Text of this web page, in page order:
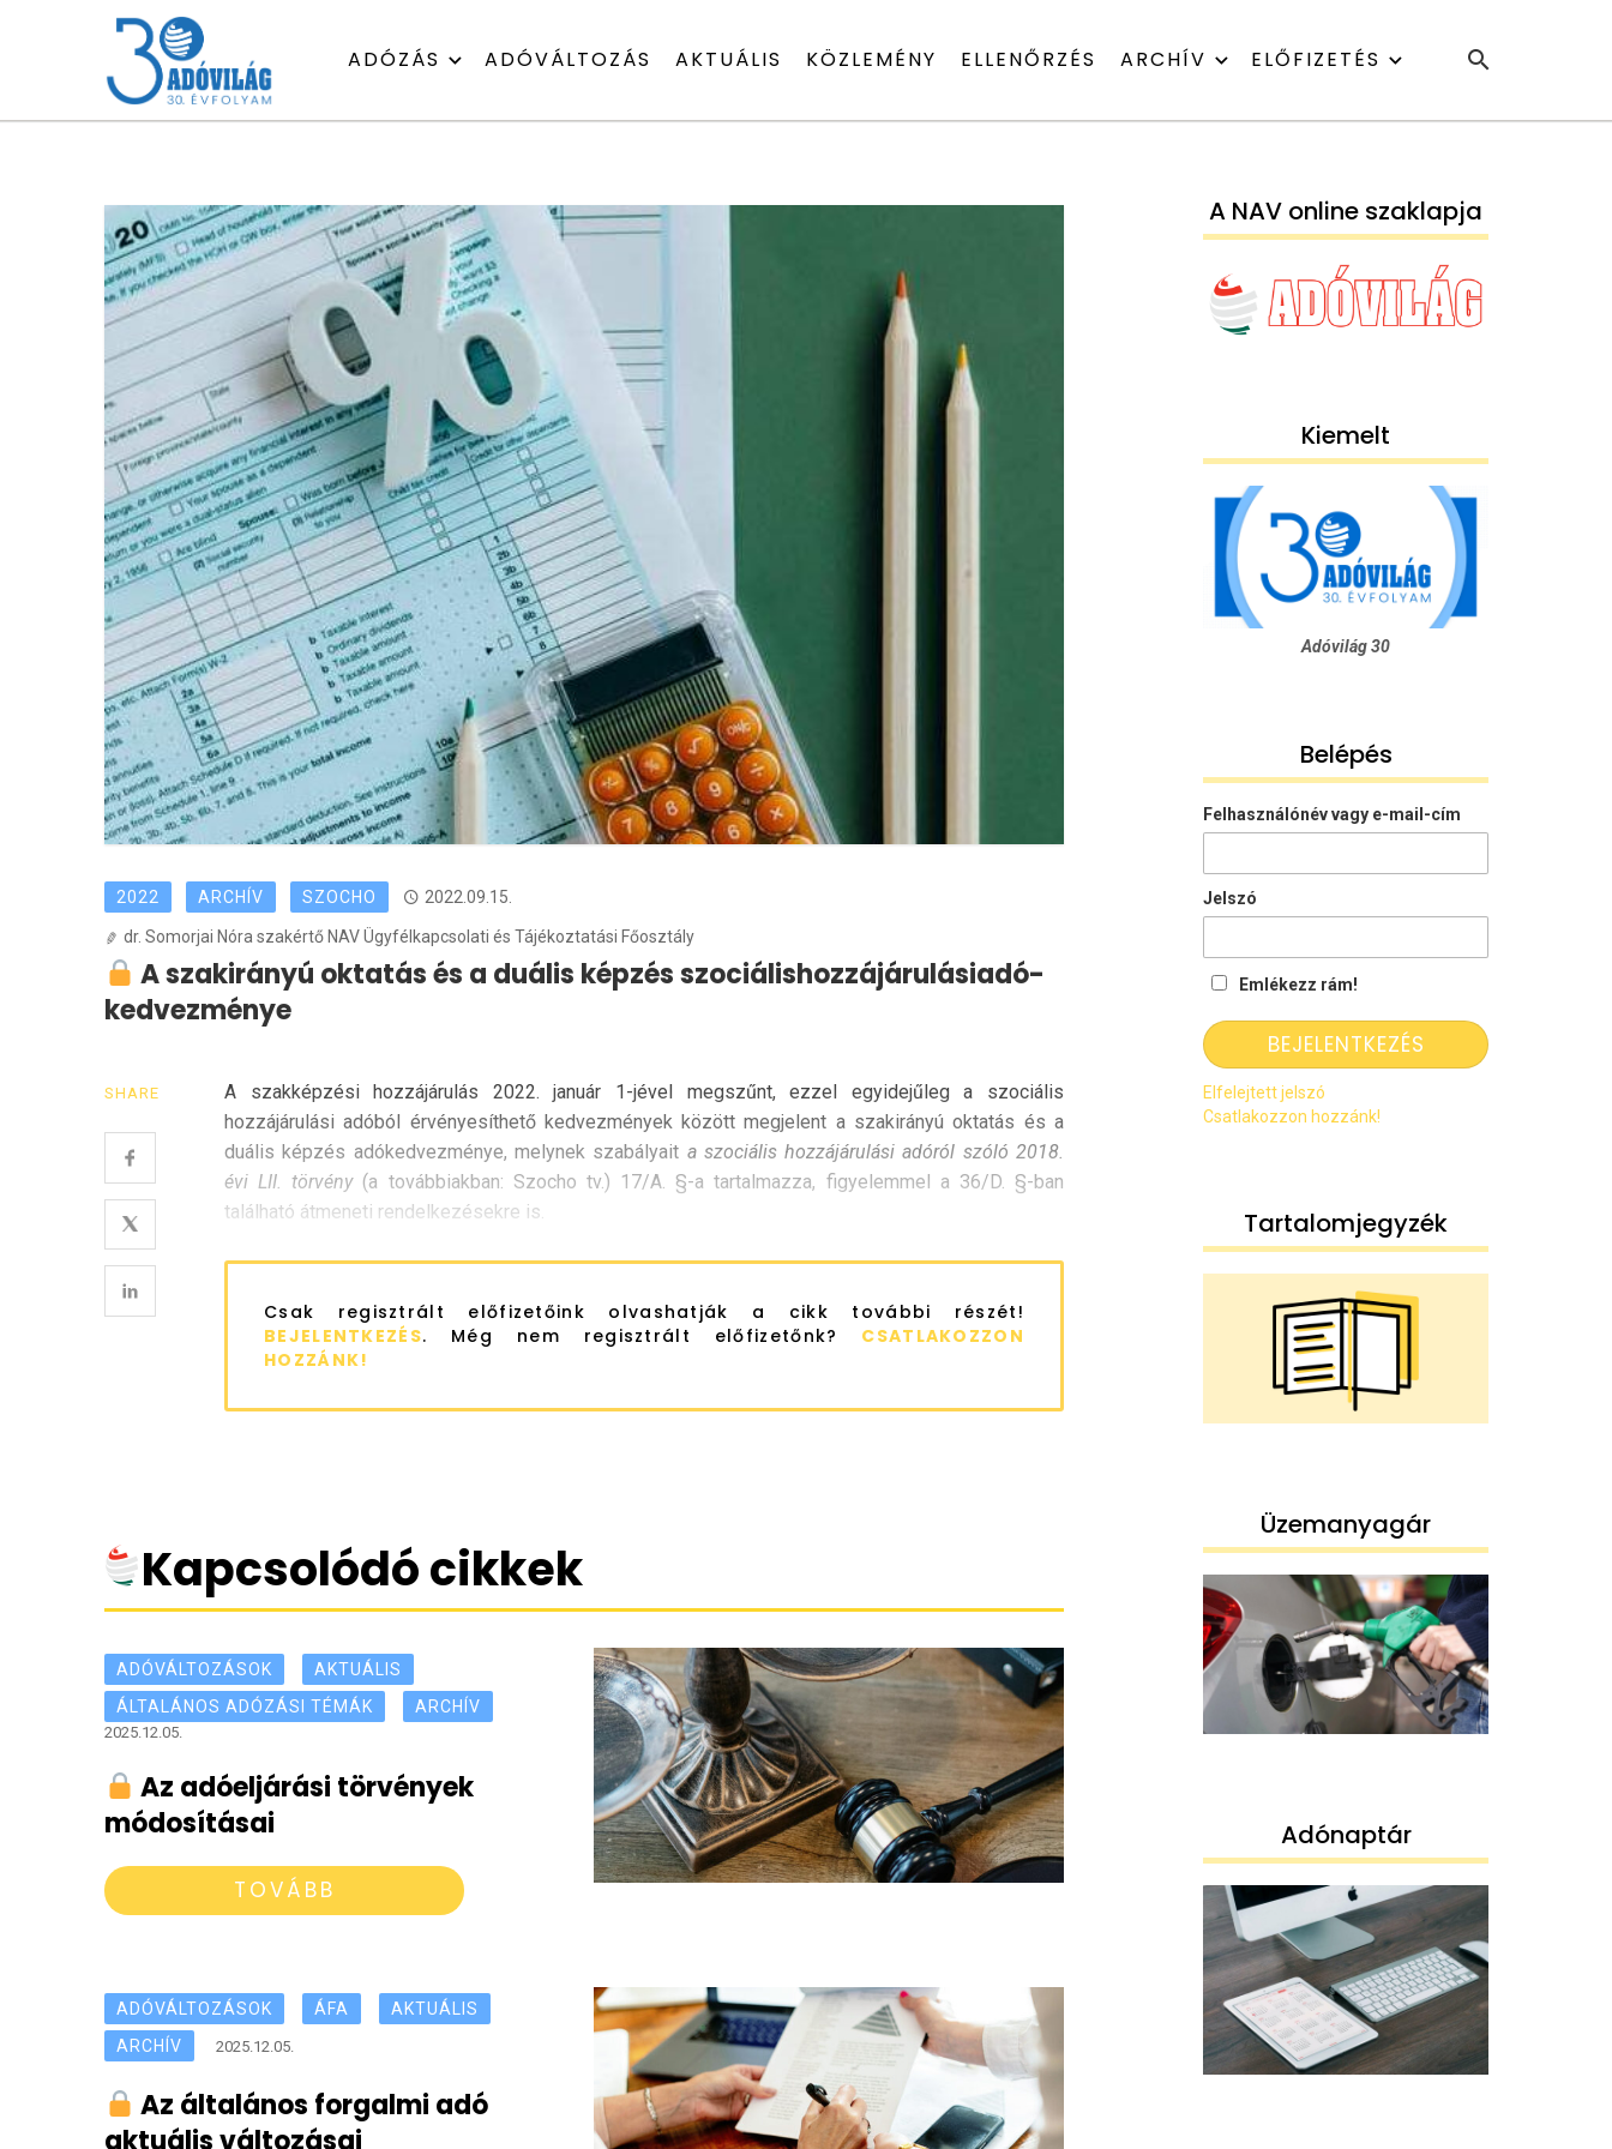
ADÓZÁS ADÓVÁLTOZÁS AKTUÁLIS KÖZLEMÉNY ELLENŐRZÉS ARCHÍV ELŐFIZETÉS
2022 ARCHÍV SZOCHO 2022.09.15.
dr. Somorjai Nóra szakértő NAV Ügyfélkapcsolati és Tájékoztatási Főosztály
A szakirányú oktatás és a duális képzés szociálishozzájárulásiadó-
kedvezménye
SHARE
A szakképzési hozzájárulás 2022. január 1-jével megszűnt, ezzel egyidejűleg a szociális
hozzájárulási adóból érvényesíthető kedvezmények között megjelent a szakirányú oktatás és a
duális képzés adókedvezménye, melynek szabályait a szociális hozzájárulási adóról szóló 2018.
évi LII. törvény(a továbbiakban: Szocho tv.) 17/A. §-a tartalmazza, figyelemmel a 36/D. §-ban
található átmeneti rendelkezésekre is.
Csak regisztrált előfizetőink olvashatják a cikk további részét!
BEJELENTKEZÉS. Még nem regisztrált előfizetőnk? CSATLAKOZZON
HOZZÁNK!
Kapcsolódó cikkek
ADÓVÁLTOZÁSOK
AKTUÁLIS
ÁLTALÁNOS ADÓZÁSI TÉMÁK
ARCHÍV
2025.12.05.
Az adóeljárási törvények
módosításai
TOVÁBB
ADÓVÁLTOZÁSOK ÁFA
AKTUÁLIS
ARCHÍV
2025.12.05.
Az általános forgalmi adó
aktuális változásai
A NAV online szaklapja
Kiemelt
Adóvilág 30
Belépés
Felhasználónév vagy e-mail-cím
Jelszó
Emlékezz rám!
Elfelejtett jelszó
Csatlakozzon hozzánk!
Tartalomjegyzék
Üzemanyagár
Adónaptár